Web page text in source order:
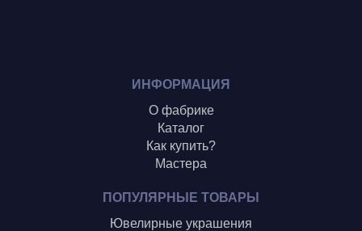
ИНФОРМАЦИЯ
О фабрике
Каталог
Как купить?
Мастера
ПОПУЛЯРНЫЕ ТОВАРЫ
Ювелирные украшения